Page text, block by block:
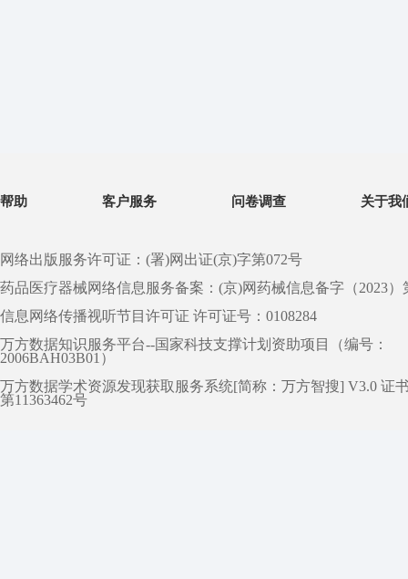
帮助 客户服务 问卷调查 关于我
网络出版服务许可证：(署)网出证(京)字第072号
药品医疗器械网络信息服务备案：(京)网药械信息备字（2023）
信息网络传播视听节目许可证 许可证号：0108284
万方数据知识服务平台--国家科技支撑计划资助项目（编号：
2006BAH03B01）
万方数据学术资源发现获取服务系统[简称：万方智搜] V3.0 证
第11363462号